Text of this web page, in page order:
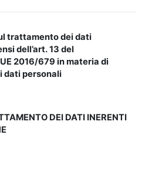
trattamento dei dati
dell’art. 13 del
2016/679 in materia di
dati personali
DEI DATI INERENTI